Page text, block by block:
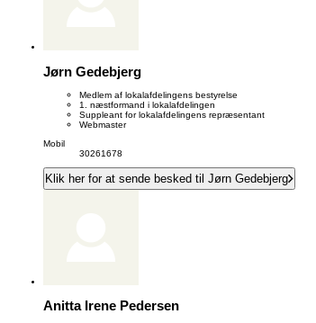
Jørn Gedebjerg
Medlem af lokalafdelingens bestyrelse
1. næstformand i lokalafdelingen
Suppleant for lokalafdelingens repræsentant
Webmaster
Mobil
30261678
Klik her for at sende besked til Jørn Gedebjerg
Anitta Irene Pedersen